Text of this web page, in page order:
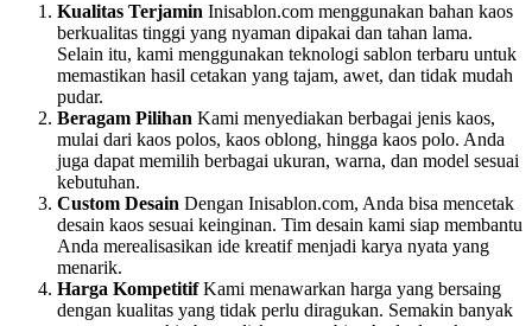
Kualitas Terjamin Inisablon.com menggunakan bahan kaos
berkualitas tinggi yang nyaman dipakai dan tahan lama.
Selain itu, kami menggunakan teknologi sablon terbaru untuk
memastikan hasil cetakan yang tajam, awet, dan tidak mudah
pudar.
Beragam Pilihan Kami menyediakan berbagai jenis kaos,
mulai dari kaos polos, kaos oblong, hingga kaos polo. Anda
juga dapat memilih berbagai ukuran, warna, dan model sesuai
kebutuhan.
Custom Desain Dengan Inisablon.com, Anda bisa mencetak
desain kaos sesuai keinginan. Tim desain kami siap membantu
Anda merealisasikan ide kreatif menjadi karya nyata yang
menarik.
Harga KompetitifKami menawarkan harga yang bersaing
dengan kualitas yang tidak perlu diragukan. Semakin banyak